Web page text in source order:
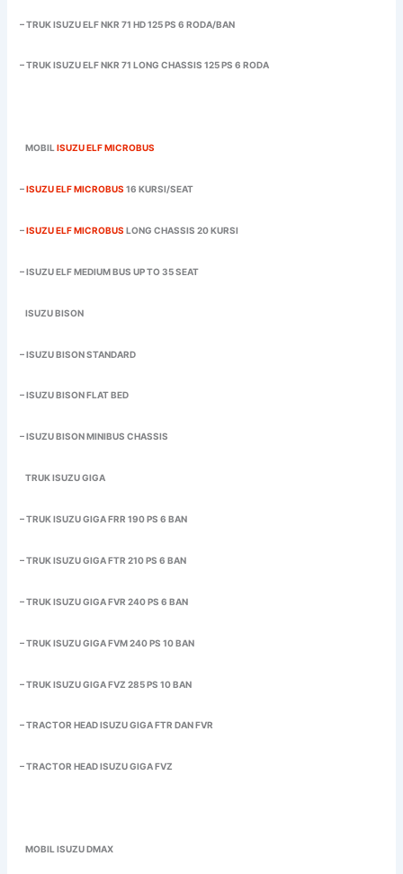
– TRUK ISUZU ELF NKR 71 HD 125 PS 6 RODA/BAN
– TRUK ISUZU ELF NKR 71 LONG CHASSIS 125 PS 6 RODA
MOBILISUZU ELF MICROBUS
–ISUZU ELF MICROBUS 16 KURSI/SEAT
–ISUZU ELF MICROBUS LONG CHASSIS 20 KURSI
– ISUZU ELF MEDIUM BUS UP TO 35 SEAT
ISUZU BISON
– ISUZU BISON STANDARD
– ISUZU BISON FLAT BED
– ISUZU BISON MINIBUS CHASSIS
TRUK ISUZU GIGA
– TRUK ISUZU GIGA FRR 190 PS 6 BAN
– TRUK ISUZU GIGA FTR 210 PS 6 BAN
– TRUK ISUZU GIGA FVR 240 PS 6 BAN
– TRUK ISUZU GIGA FVM 240 PS 10 BAN
– TRUK ISUZU GIGA FVZ 285 PS 10 BAN
– TRACTOR HEAD ISUZU GIGA FTR DAN FVR
– TRACTOR HEAD ISUZU GIGA FVZ
MOBIL ISUZU DMAX